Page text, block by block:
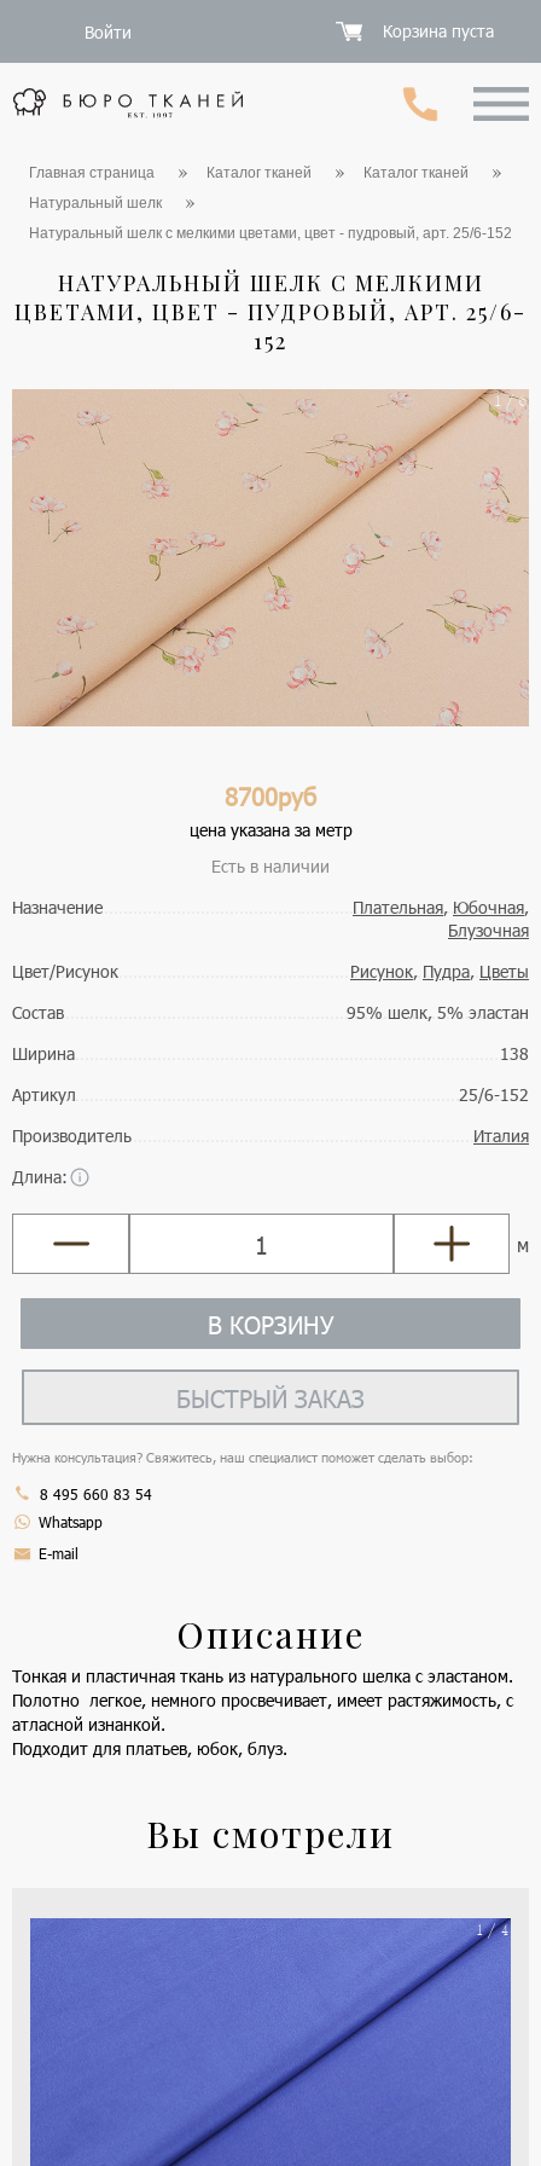
Войти Корзина пуста
Главная страница Каталог тканей
Каталог тканей
Натуральный шелк
Натуральный шелк с мелкими цветами, цвет - пудровый, арт. 25/6-152
НАТУРАЛЬНЫЙ ШЕЛК С МЕЛКИМИ
ЦВЕТАМИ, ЦВЕТ - ПУДРОВЫЙ, АРТ. 25/6-
152
1 / 6
8700руб
цена указана за метр
Есть в наличии
Назначение
Плательная, Юбочная,
Блузочная
Цвет/Рисунок
Рисунок, Пудра, Цветы
Состав
95% шелк, 5% эластан
Ширина
138
Артикул
25/6-152
Производитель
Италия
Длина:
м
В КОРЗИНУ
БЫСТРЫЙ ЗАКАЗ
Нужна консультация? Свяжитесь, наш специалист поможет сделать выбор:
8 495 660 83 54
Whatsapp
E-mail
Описание
Тонкая и пластичная ткань из натурального шелка с эластаном.
Полотно легкое, немного просвечивает, имеет растяжимость, с
атласной изнанкой.
Подходит для платьев, юбок, блуз.
Вы смотрели
1 / 4